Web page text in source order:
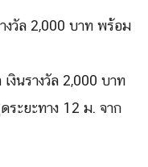
งวัล 2,000 บาท พร้อม
เงินรางวัล 2,000 บาท
ระยะทาง 12 ม. จาก